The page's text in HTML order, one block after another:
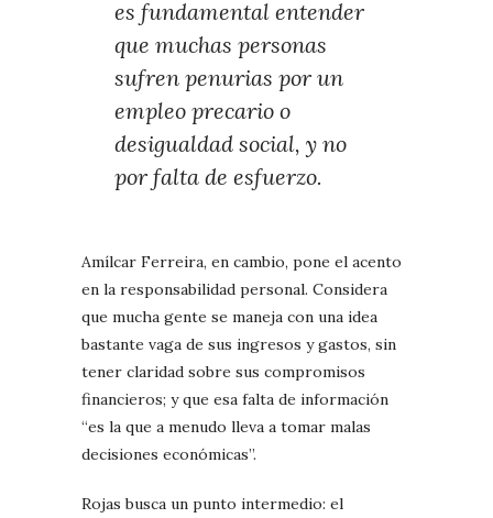
es fundamental entender
que muchas personas
sufren penurias por un
empleo precario o
desigualdad social, y no
por falta de esfuerzo.
Amílcar Ferreira, en cambio, pone el acento
en la responsabilidad personal. Considera
que mucha gente se maneja con una idea
bastante vaga de sus ingresos y gastos, sin
tener claridad sobre sus compromisos
financieros; y que esa falta de información
“es la que a menudo lleva a tomar malas
decisiones económicas”.
Rojas busca un punto intermedio: el